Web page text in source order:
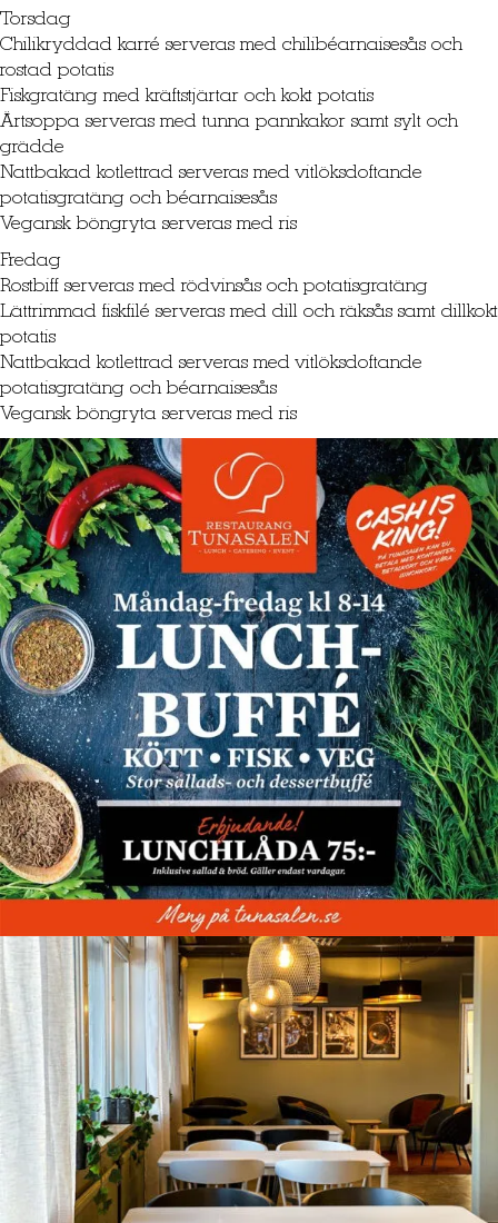
Torsdag
Chilikryddad karré serveras med chilibéarnaisesås och
rostad potatis
Fiskgratäng med kräftstjärtar och kokt potatis
Ärtsoppa serveras med tunna pannkakor samt sylt och
grädde
Nattbakad kotlettrad serveras med vitlöksdoftande
potatisgratäng och béarnaisesås
Vegansk böngryta serveras med ris
Fredag
Rostbiff serveras med rödvinsås och potatisgratäng
Lättrimmad fiskfilé serveras med dill och räksås samt dillkokt
potatis
Nattbakad kotlettrad serveras med vitlöksdoftande
potatisgratäng och béarnaisesås
Vegansk böngryta serveras med ris